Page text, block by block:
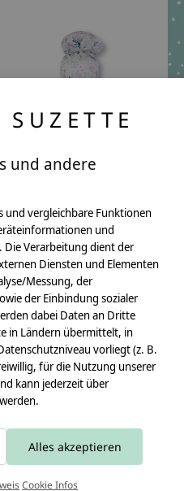
Meerjungfrau
€69,90 - €92,80
*Inkl. MwSt. zzgl.
Versandkosten
Schultüte aus Stoff,
SUZETTE
und andere
und vergleichbare Funktionen
und
Die Verarbeitung dient der
Diensten und Elementen
Messung, der
der Einbindung sozialer
dabei Daten an Dritte
in Ländern übermittelt, in
vorliegt (z. B.
für die Nutzung unserer
kann jederzeit über
Alles akzeptieren
Cookie Infos